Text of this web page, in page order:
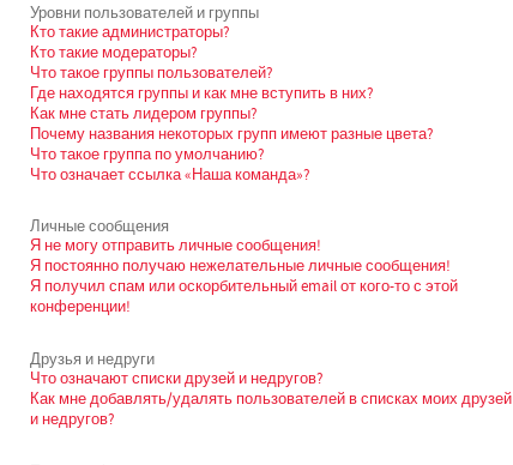
Уровни пользователей и группы
Кто такие администраторы?
Кто такие модераторы?
Что такое группы пользователей?
Где находятся группы и как мне вступить в них?
Как мне стать лидером группы?
Почему названия некоторых групп имеют разные цвета?
Что такое группа по умолчанию?
Что означает ссылка «Наша команда»?
Личные сообщения
Я не могу отправить личные сообщения!
Я постоянно получаю нежелательные личные сообщения!
Я получил спам или оскорбительный email от кого-то с этой
конференции!
Друзья и недруги
Что означают списки друзей и недругов?
Как мне добавлять/удалять пользователей в списках моих друзей
и недругов?